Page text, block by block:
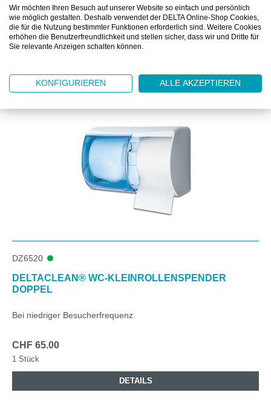
DOWNLOAD
Produktgalerie überspringen
ZUBEHÖR
DZ6520
DELTACLEAN® WC-KLEINROLLENSPENDER
DOPPEL
Bei niedriger Besucherfrequenz
CHF 65.00
1 Stück
DETAILS
Wir möchten Ihren Besuch auf unserer Website so einfach und persönlich
wie möglich gestalten. Deshalb verwendet der DELTA Online-Shop Cookies,
die für die Nutzung bestimmter Funktionen erforderlich sind. Weitere Cookies
erhöhen die Benutzerfreundlichkeit und stellen sicher, dass wir und Dritte für
Sie relevante Anzeigen schalten können.
KONFIGURIEREN ALLE AKZEPTIEREN